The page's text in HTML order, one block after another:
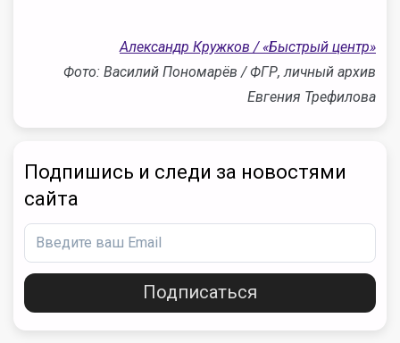
Александр Кружков / «Быстрый центр»
Фото: Василий Пономарёв / ФГР, личный архив
Евгения Трефилова
Подпишись и следи за новостями
сайта
Подписаться